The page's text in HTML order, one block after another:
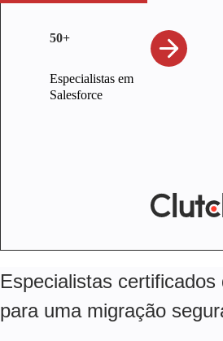
50+
Especialistas em
Salesforce
Especialistas
para uma migração